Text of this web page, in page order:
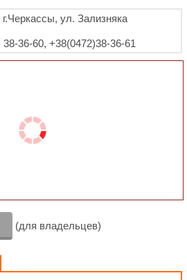
ул. Зализняка
38-36-60, +38(0472)38-36-61
(для владельцев)